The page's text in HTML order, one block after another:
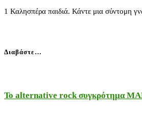
1 Καλησπέρα παιδιά. Κάντε μια σύντομη
Διαβάστε…
Το alternative rock συγκρότημα